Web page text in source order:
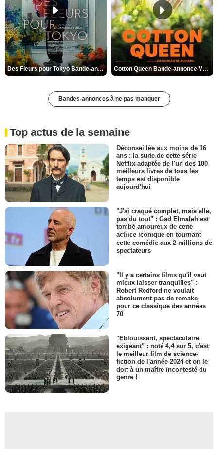
Des Fleurs pour Tokyo Bande-annonce VO STFR Cotton Queen Bande-annonce VO STFR
Bandes-annonces à ne pas manquer
Top actus de la semaine
Déconseillée aux moins de 16
ans : la suite de cette série
Netflix adaptée de l'un des 100
meilleurs livres de tous les
temps est disponible
aujourd'hui
"J'ai craqué complet, mais elle,
pas du tout" : Gad Elmaleh est
tombé amoureux de cette
actrice iconique en tournant
cette comédie aux 2 millions de
spectateurs
"Il y a certains films qu'il vaut
mieux laisser tranquilles" :
Robert Redford ne voulait
absolument pas de remake
pour ce classique des années
70
"Eblouissant, spectaculaire,
exigeant" : noté 4,4 sur 5, c'est
le meilleur film de science-
fiction de l'année 2024 et on le
doit à un maître incontesté du
genre !